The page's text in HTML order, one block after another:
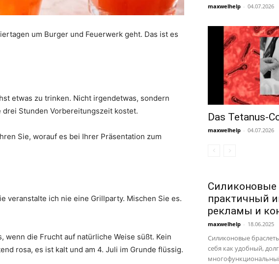
um Burger und Feuerwerk geht. Das ist es
etwas zu trinken. Nicht irgendetwas, sondern
Stunden Vorbereitungszeit kostet.
Sie, worauf es bei Ihrer Präsentation zum
veranstalte ich nie eine Grillparty. Mischen Sie es.
wenn die Frucht auf natürliche Weise süßt. Kein
rosa, es ist kalt und am 4. Juli im Grunde flüssig.
maxwelhelp - 04.07.2026
Das Tetanus-
maxwelhelp - 04.07.2026
Силиконовые
практичный
рекламы и
maxwelhelp - 18.06.2025
Силиконовые
себя как удобный,